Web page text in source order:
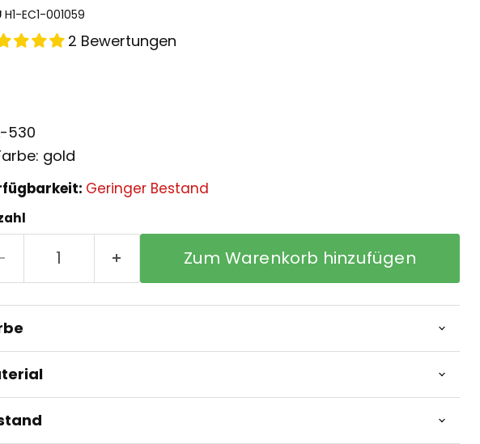
H1-EC1-001059
2 Bewertungen
530
gold
Geringer Bestand
Zum Warenkorb hinzufügen